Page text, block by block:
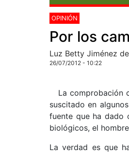
OPINIÓN
Por los
Luz Betty Jiménez
26/07/2012 - 10:22
La comprobación
suscitado en
fuente que ha dado
biológicos, el
La verdad es que